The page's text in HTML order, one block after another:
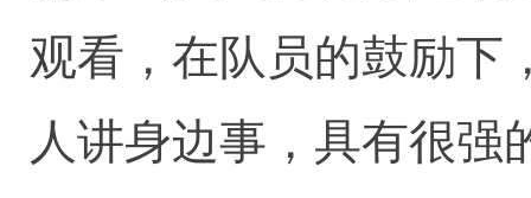
观看，在队员的鼓励下
人讲身边事，具有很强